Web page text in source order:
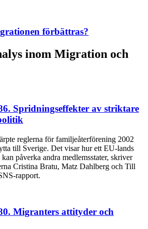
förbättras?
inom Migration och
Spridningseffekter av striktare
reglerna för familjeåterförening 2002
till Sverige. Det visar hur ett EU-lands
påverka andra medlemsstater, skriver
Cristina Bratu, Matz Dahlberg och Till
rapport.
Migranters attityder och